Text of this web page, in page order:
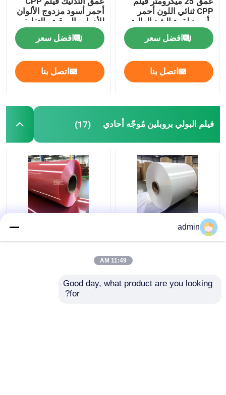
CPP ثنائي اللون أحمر
وأسود لقوة الشد العالية
والتعبئة المقاومة للتمزق
افضل سعر
اتصل بنا
أحمر أسود مزدوج الألوان
للأدوات الورقية والتغليف
الراقية
افضل سعر
اتصل بنا
فيلم البولي بروبلين مُوجّه أحادي (17)
70 ميكرومتر متوافق مع
1300mm الشفاف الأحمر
للشرائط الملصقات
والتغليف الغذائي
admin
11:49 AM
Good day, what product are you looking
for?